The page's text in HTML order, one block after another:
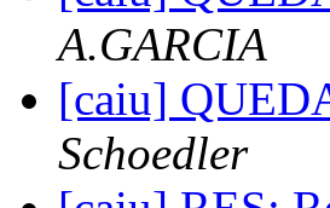
A.GARCIA
[caiu]
Schoedler